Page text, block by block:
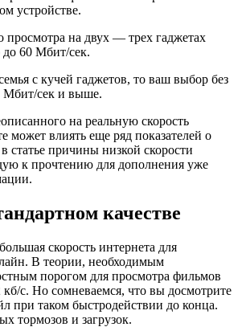
устройстве.
просмотра на двух — трех гаджетах
до 60 Мбит/сек.
с кучей гаджетов, то ваш выбор без
Мбит/сек и выше.
на реальную скорость
может влиять еще ряд показателей о
статье причины низкой скорости
к прочтению для дополнения уже
качестве
скорость интернета для
В теории, необходимым
порогом для просмотра фильмов
кб/с. Но сомневаемся, что вы досмотрите
при таком быстродействии до конца.
тормозов и загрузок.